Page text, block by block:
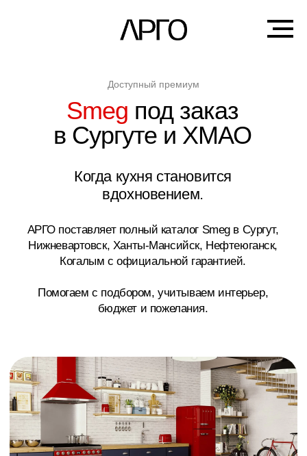
Нижневартовск, Ханты-Мансийск, Нефтеюганск,
Когалым с официальной гарантией.
Когда кухня становится
вдохновением.
под заказ
в Сургуте и ХМАО
Заказать звонок
>Гарантия сквозь года